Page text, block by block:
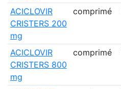
ACICLOVIR
CRISTERS 200
mg
comprimé
ACICLOVIR
CRISTERS 800
mg
comprimé